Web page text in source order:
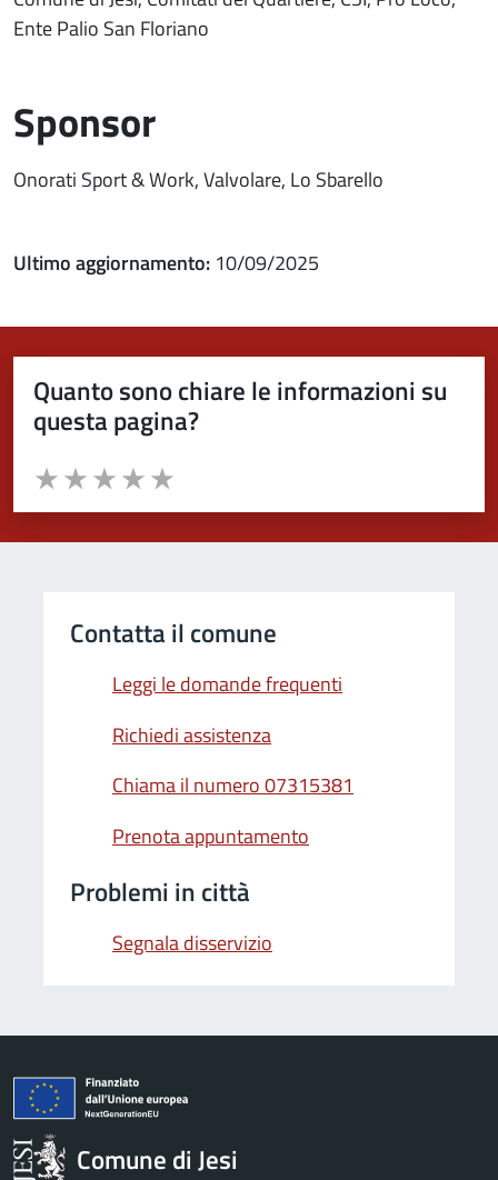
Ente Palio San Floriano
Sponsor
Onorati Sport & Work, Valvolare, Lo Sbarello
Ultimo aggiornamento: 10/09/2025
Quanto sono chiare le informazioni su
questa pagina?
Valuta da 1 a 5 stelle la pagina
Valuta 5 stelle su 5
Valuta 4 stelle su 5
Valuta 3 stelle su 5
Valuta 2 stelle su 5
Valuta 1 stelle su 5
Contatta il comune
Leggi le domande frequenti
Richiedi assistenza
Chiama il numero 07315381
Prenota appuntamento
Problemi in città
Segnala disservizio
Comune di Jesi